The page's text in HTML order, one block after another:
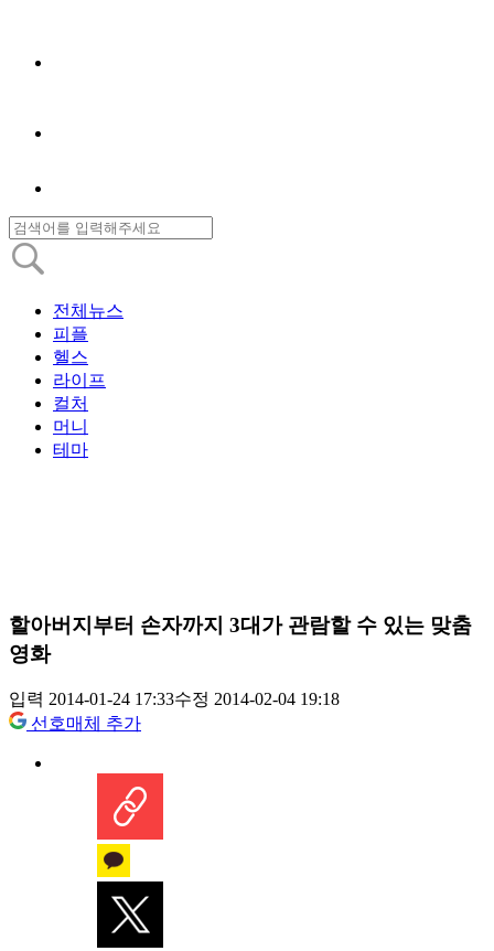
전체뉴스
피플
헬스
라이프
컬처
머니
테마
할아버지부터 손자까지 3대가 관람할 수 있는 맞춤
영화
입력 2014-01-24 17:33수정 2014-02-04 19:18
선호매체 추가